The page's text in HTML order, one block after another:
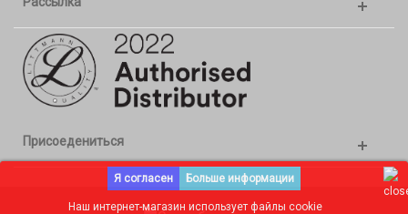
Я согласен Больше информации
Наш интернет-магазин использует файлы cookie
Присоедениться